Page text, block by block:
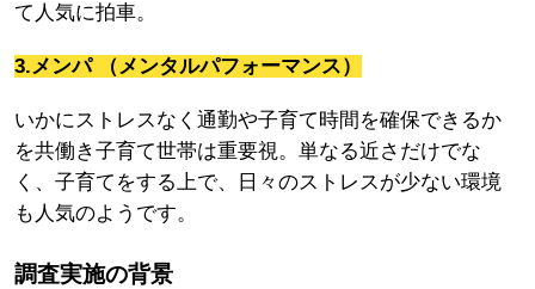
て人気に拍車。
3.メンパ （メンタルパフォーマンス）
いかにストレスなく通勤や子育て時間を確保できるか
を共働き子育て世帯は重要視。単なる近さだけでな
く、子育てをする上で、日々のストレスが少ない環境
も人気のようです。
調査実施の背景